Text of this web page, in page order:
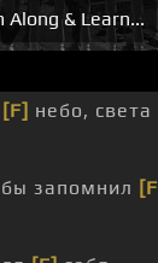
Along & Learn...
[F] небо, света
запомнил